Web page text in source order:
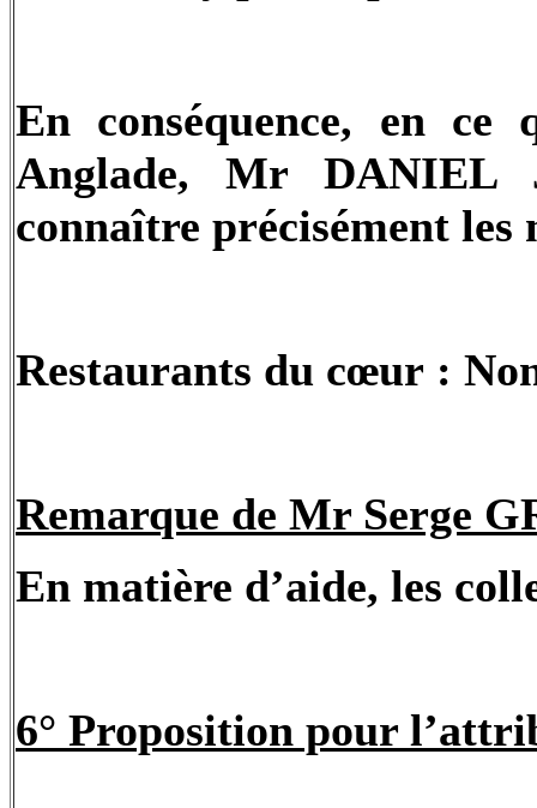
En conséquence, en ce
Anglade, Mr DANIEL
connaître précisément les
Restaurants du cœur :
Remarque de Mr Serge
En matière d’aide, les
6° Proposition pour